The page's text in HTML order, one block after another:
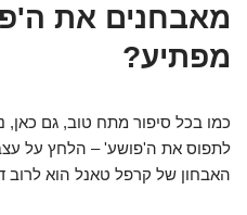
מאבחנים את
מפתיע?
כמו בכל סיפור מתח טוב, גם כאן,
לתפוס את ה'פושע' – הלחץ על
האבחון של קרפל טאנל הוא לרוב